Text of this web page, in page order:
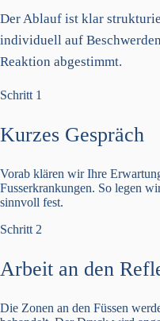
Der Ablauf ist klar
individuell auf
Reaktion abgestimmt.
Schritt 1
Kurzes Gespräch
Vorab klären wir Ihre
Fusserkrankungen. So legen
sinnvoll fest.
Schritt 2
Arbeit an den
Die Zonen an den Füssen